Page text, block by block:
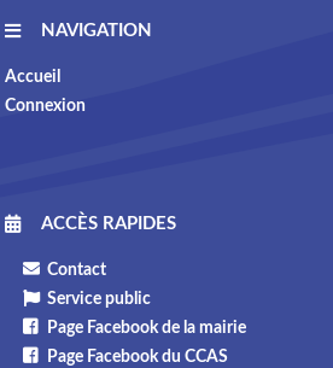
NAVIGATION
Accueil
Connexion
ACCÈS RAPIDES
Contact
Service public
Page Facebook de la mairie
Page Facebook du CCAS